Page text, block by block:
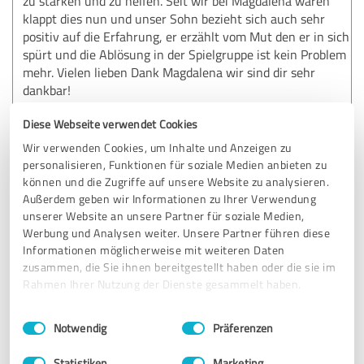
Diese Webseite verwendet Cookies
Wir verwenden Cookies, um Inhalte und Anzeigen zu
personalisieren, Funktionen für soziale Medien anbieten zu
können und die Zugriffe auf unsere Website zu analysieren.
Außerdem geben wir Informationen zu Ihrer Verwendung
unserer Website an unsere Partner für soziale Medien,
Werbung und Analysen weiter. Unsere Partner führen diese
Informationen möglicherweise mit weiteren Daten
zusammen, die Sie ihnen bereitgestellt haben oder die sie im
Rahmen Ihrer Nutzung der Dienste gesammelt haben.
Impressum Datenschutzbestimmungen
Einwilligungsauswahl
Notwendig Präferenzen
klappt dies nun und unser Sohn bezieht sich auch sehr
positiv auf die Erfahrung, er erzählt vom Mut den er in sich
spürt und die Ablösung in der Spielgruppe ist kein Problem
mehr. Vielen lieben Dank Magdalena wir sind dir sehr
dankbar!
Erfahrungsbericht & Bewertung zu:
Hypnose Gesundheitspraxis
30.03.2022 Anonym
5,00 von 5
SEHR GUT
Vielen Dank für die einfache und klare Vermittlung von
Hypnosetechniken in deinem Kurs!